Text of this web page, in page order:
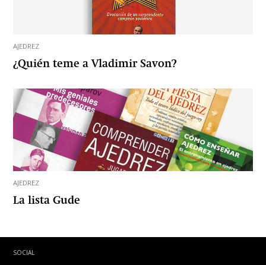
AJEDREZ
¿Quién teme a Vladimir Savon?
AJEDREZ
La lista Gude
SOCIAL